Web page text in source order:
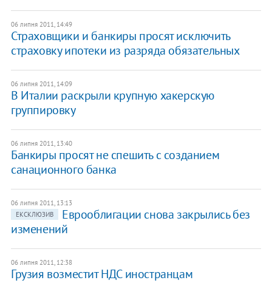
06 липня 2011, 14:49
Страховщики и банкиры просят исключить
страховку ипотеки из разряда обязательных
06 липня 2011, 14:09
В Италии раскрыли крупную хакерскую
группировку
06 липня 2011, 13:40
Банкиры просят не спешить с созданием
санационного банка
06 липня 2011, 13:13
ЕКСКЛЮЗИВ
Еврооблигации снова закрылись без
изменений
06 липня 2011, 12:38
Грузия возместит НДС иностранцам